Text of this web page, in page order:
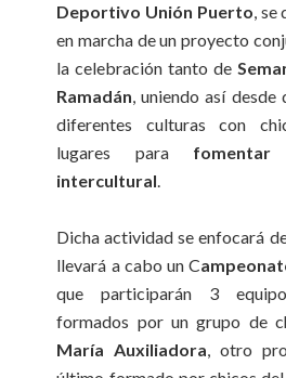
Deportivo Unión Puerto, se
en marcha de un proyecto
la celebración tanto de
Ramadán, uniendo así
diferentes culturas con
lugares para
intercultural.
Dicha actividad se enfocará
llevará a cabo un C
que participarán 3
formados por un grupo de
María Auxiliadora, otro